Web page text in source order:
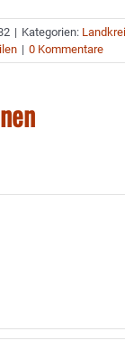
| Kategorien:
| 0 Kommentare